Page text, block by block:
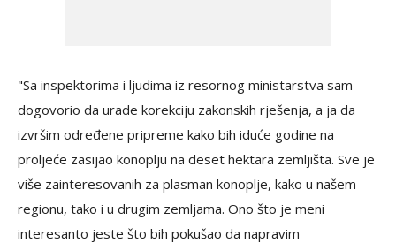
"Sa inspektorima i ljudima iz resornog ministarstva sam
dogovorio da urade korekciju zakonskih rješenja, a ja da
izvršim određene pripreme kako bih iduće godine na
proljeće zasijao konoplju na deset hektara zemljišta. Sve je
više zainteresovanih za plasman konoplje, kako u našem
regionu, tako i u drugim zemljama. Ono što je meni
interesanto jeste što bih pokušao da napravim